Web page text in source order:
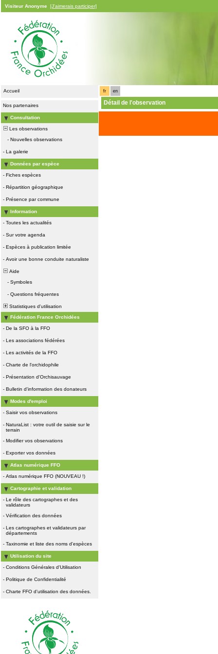
Visiteur Anonyme [J'aimerais participer]
Accueil
Nos partenaires
Consultation
Les observations
- Nouvelles observations
- La galerie
Données par espèce
- Fiches espèces
- Répartition géographique
- Présence par commune
Information
- Toutes les actualités
- Sur votre agenda
- Espèces à publication limitée
- Avoir une bonne conduite naturaliste
Aide
- Symboles
- Questions fréquentes
Statistiques d'utilisation
Fédération France Orchidées
- De la SFO à la FFO
- Les associations fédérées
- Les activités de la FFO
- Charte de l'orchidophile
- Présentation d'Orchisauvage
- Bulletin d'information des donateurs
Modes d'emploi
- Saisir vos observations
- NaturaList : votre outil de saisie sur le
terrain
- Modifier vos observations
- Exporter vos données
Atlas numérique FFO
- Atlas numérique FFO (NOUVEAU !)
Cartographie et validation
- Le rôle des cartographes et des
validateurs
- Vérification des données
- Les cartographes et validateurs par
départements
- Taxinomie et liste des noms d'espèces
Utilisation du site
- Conditions Générales d'Utilisation
- Politique de Confidentialité
- Charte FFO d'utilisation des données.
fr en
Détail de l'observation